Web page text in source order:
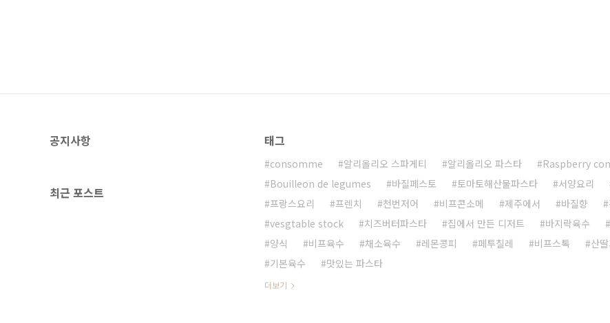
공지사항
최근 포스트
태그
consomme 알리올리오 스파게티 알리올리오 파스타
Raspberry
Bouilleon de legumes
바질페스토 토마토해산물파스타 서양요리
프랑스요리
프렌치 천번저어 비프콘소메 제주에서 바질향
vesgtable stock
치즈버터파스타 집에서 만든 디저트 바지락육수
양식
비프육수 채소육수 레몬콩피 페투칠레 비프스톡
산
기본육수
맛있는 파스타
더보기